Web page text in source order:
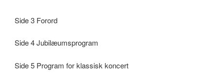
Side 3 Forord
Side 4 Jubilæumsprogram
Side 5 Program for klassisk koncert